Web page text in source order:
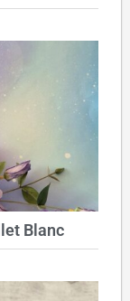
Blanc